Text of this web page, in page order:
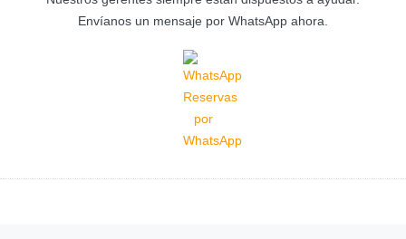
Envíanos un mensaje por WhatsApp ahora.
Reservas
por
WhatsApp